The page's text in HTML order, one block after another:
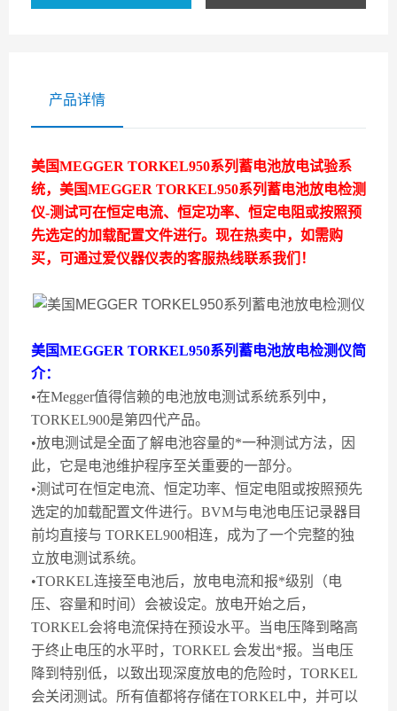
产品详情
美国MEGGER TORKEL950系列蓄电池放电试验系
统， 美国MEGGER TORKEL950系列蓄电池放电检测
仪-测试可在恒定电流、恒定功率、恒定电阻或按照预
先选定的加载配置文件进行。现在热卖中，如需购
买，可通过爱仪器仪表的客服热线联系我们！
美国MEGGER TORKEL950系列蓄电池放电检测仪简
介：
•在Megger值得信赖的电池放电测试系统系列中，
TORKEL900是第四代产品。
•放电测试是全面了解电池容量的*一种测试方法，因
此，它是电池维护程序至关重要的一部分。
•测试可在恒定电流、恒定功率、恒定电阻或按照预先
选定的加载配置文件进行。BVM与电池电压记录器目
前均直接与 TORKEL900相连，成为了一个完整的独
立放电测试系统。
•TORKEL连接至电池后，放电电流和报*级别（电
压、容量和时间）会被设定。放电开始之后，
TORKEL会将电流保持在预设水平。当电压降到略高
于终止电压的水平时，TORKEL 会发出*报。当电压
降到特别低，以致出现深度放电的危险时，TORKEL
会关闭测试。所有值都将存储在TORKEL中，并可以